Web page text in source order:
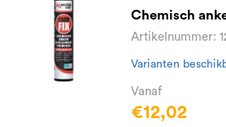
Chemisch
Artikelnummer:
Varianten
Vanaf
€12,02